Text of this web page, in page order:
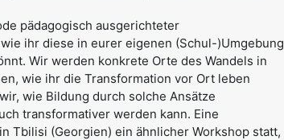
pädagogisch ausgerichteter
ihr diese in eurer eigenen (Schul-)Umgebung
Wir werden konkrete Orte des Wandels in
wie ihr die Transformation vor Ort leben
wie Bildung durch solche Ansätze
transformativer werden kann. Eine
Tbilisi (Georgien) ein ähnlicher Workshop statt,